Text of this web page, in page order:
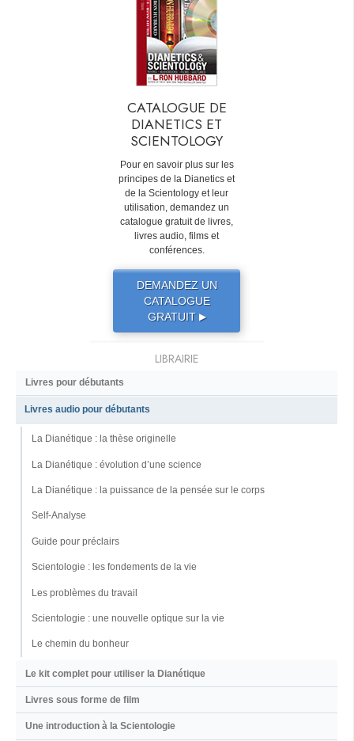
CATALOGUE DE
DIANETICS ET
SCIENTOLOGY
Pour en savoir plus sur les
principes de la Dianetics et
de la Scientology et leur
utilisation, demandez un
catalogue gratuit de livres,
livres audio, films et
conférences.
DEMANDEZ UN
CATALOGUE
GRATUIT ▶
LIBRAIRIE
Livres pour débutants
Livres audio pour débutants
La Dianétique : la thèse originelle
La Dianétique : évolution d’une science
La Dianétique : la puissance de la pensée sur le corps
Self-Analyse
Guide pour préclairs
Scientologie : les fondements de la vie
Les problèmes du travail
Scientologie : une nouvelle optique sur la vie
Le chemin du bonheur
Le kit complet pour utiliser la Dianétique
Livres sous forme de film
Une introduction à la Scientologie